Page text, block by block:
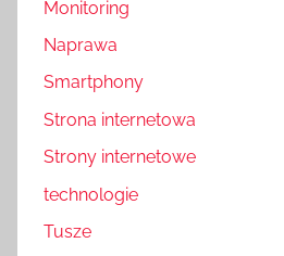
Monitoring
Naprawa
Smartphony
Strona internetowa
Strony internetowe
technologie
Tusze